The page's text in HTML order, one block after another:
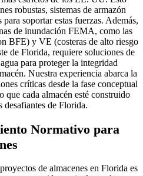
robustas, sistemas de armazón
soportar estas fuerzas. Además,
de inundación FEMA, como las
BFE) y VE (costeras de alto riesgo
de Florida, requiere soluciones de
para proteger la integridad
Nuestra experiencia abarca la
críticas desde la fase conceptual
que cada almacén esté construido
desafiantes de Florida.
Normativo para
de almacenes en Florida es